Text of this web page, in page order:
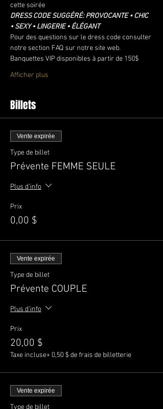
cette soirée
DRESS CODE SUGGÉRÉ: PROVOCANTE • CHIC
• SEXY • LINGERIE • ÉLÉGANT
Pour des questions sur le dress code consulter
notre section FAQ sur notre site web.
Banquettes VIP disponibles à partir de 150$
Afficher plus
Billets
Vente expirée
Type de billet
Prévente FEMME SEULE
Plus d'info
Prix
0,00 $
Vente expirée
Type de billet
Prévente COUPLE
Plus d'info
Prix
20,00 $
Taxe incluse+ 0,50 $ de frais de billetterie
Vente expirée